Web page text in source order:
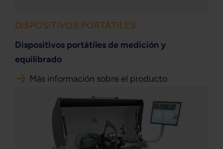
DISPOSITIVOS PORTÁTILES
Dispositivos portátiles de medición y
equilibrado
Más información sobre el producto